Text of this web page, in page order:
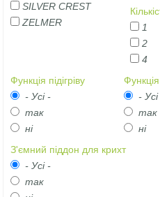
SILVER CREST
ZELMER
1
2
4
Функція підігріву
- Усі -
так
ні
-
так
ні
З'ємний піддон для крихт
- Усі -
так